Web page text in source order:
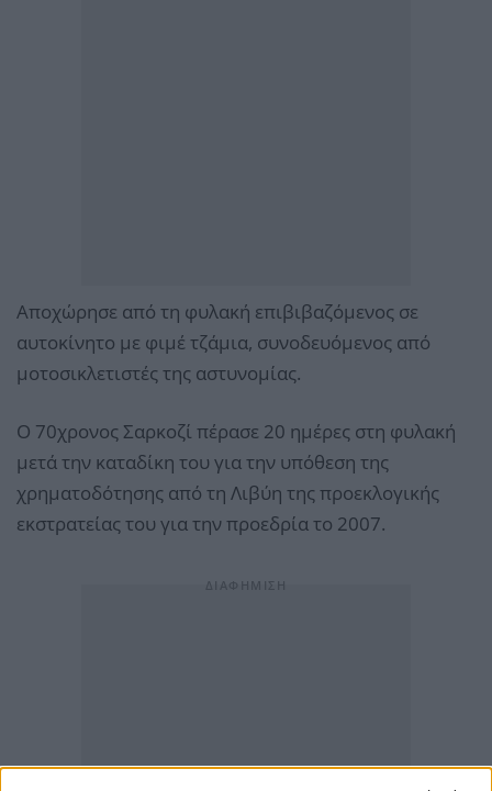
Αποχώρησε από τη φυλακή επιβιβαζόμενος σε
αυτοκίνητο με φιμέ τζάμια, συνοδευόμενος από
μοτοσικλετιστές της αστυνομίας.
Ο 70χρονος Σαρκοζί πέρασε 20 ημέρες στη φυλακή
μετά την καταδίκη του για την υπόθεση της
χρηματοδότησης από τη Λιβύη της προεκλογικής
εκστρατείας του για την προεδρία το 2007.